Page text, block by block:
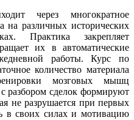
через многократное
на различных исторических
Практика закрепляет
их в автоматические
работы. Курс по
количество материала
мозговых мышц
разбором сделок формируют
не разрушается при первых
в своих силах и мотивацию